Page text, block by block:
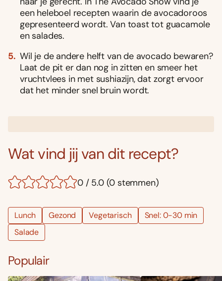
een heleboel recepten waarin de avocadoroos
gepresenteerd wordt. Van toast tot guacamole
en salades.
Wil je de andere helft van de avocado bewaren?
Laat de pit er dan nog in zitten en smeer het
vruchtvlees in met sushiazijn, dat zorgt ervoor
dat het minder snel bruin wordt.
Wat vind jij van dit recept?
0 / 5.0 (0 stemmen)
Lunch Gezond Vegetarisch
Snel: 0-30 min
Salade
Populair